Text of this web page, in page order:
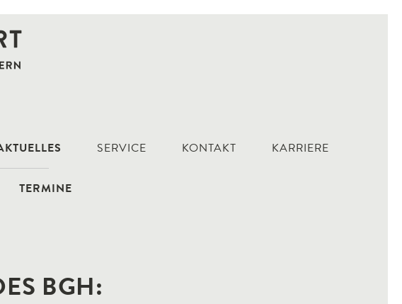
SERVICE KONTAKT KARRIERE
TERMINE
BGH: